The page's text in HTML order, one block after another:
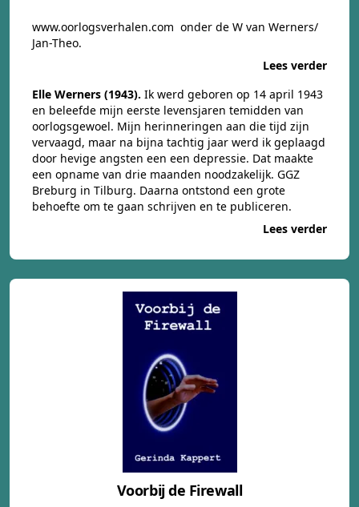
www.oorlogsverhalen.com onder de W van Werners/
Jan-Theo.
Lees verder
Elle Werners (1943). Ik werd geboren op 14 april 1943
en beleefde mijn eerste levensjaren temidden van
oorlogsgewoel. Mijn herinneringen aan die tijd zijn
vervaagd, maar na bijna tachtig jaar werd ik geplaagd
door hevige angsten een een depressie. Dat maakte
een opname van drie maanden noodzakelijk. GGZ
Breburg in Tilburg. Daarna ontstond een grote
behoefte om te gaan schrijven en te publiceren.
Lees verder
Voorbij de Firewall